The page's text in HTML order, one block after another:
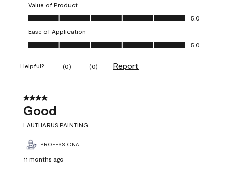
Value of Product
Value of Product, 5.0 out of 5
5.0
Ease of Application
Ease of Application, 5.0 out of 5
5.0
Helpful? (0) (0) Report
4 out of 5 stars.
Good
LAUTHARUS PAINTING
PROFESSIONAL
11 months ago